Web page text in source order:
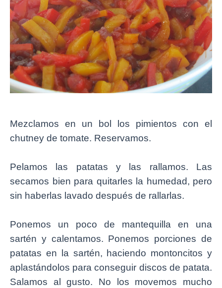
Mezclamos en un bol los pimientos con el
chutney de tomate. Reservamos.
Pelamos las patatas y las rallamos. Las
secamos bien para quitarles la humedad, pero
sin haberlas lavado después de rallarlas.
Ponemos un poco de mantequilla en una
sartén y calentamos. Ponemos porciones de
patatas en la sartén, haciendo montoncitos y
aplastándolos para conseguir discos de patata.
Salamos al gusto. No los movemos mucho